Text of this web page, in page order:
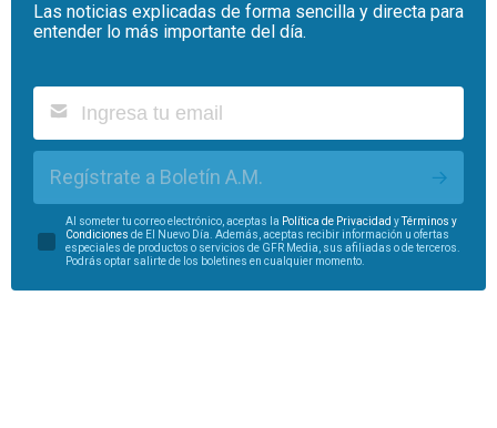
Las noticias explicadas de forma sencilla y directa para
entender lo más importante del día.
Regístrate a Boletín A.M.
Al someter tu correo electrónico, aceptas la Política de Privacidad yTérminos y
Condiciones de El Nuevo Día. Además, aceptas recibir información u ofertas
especiales de productos o servicios de GFR Media, sus afiliadas o de terceros.
Podrás optar salirte de los boletines en cualquier momento.